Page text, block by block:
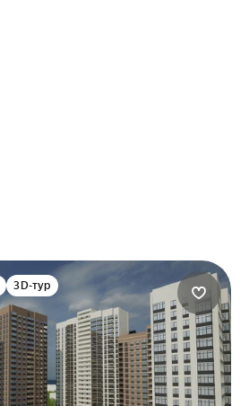
3D-тур